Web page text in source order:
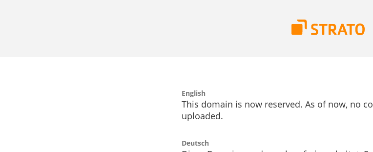
English
This domain is now reserved. As of now, no
uploaded.
Deutsch